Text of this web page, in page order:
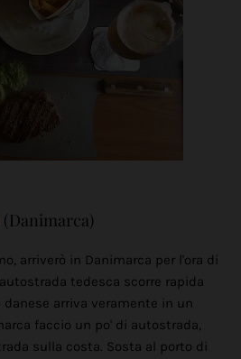
(Danimarca)
arriverò in Danimarca per l'ora di
tedesca scorre rapida
arriva veramente in un
faccio un po' di autostrada,
sulla costa. Sosta al porto di